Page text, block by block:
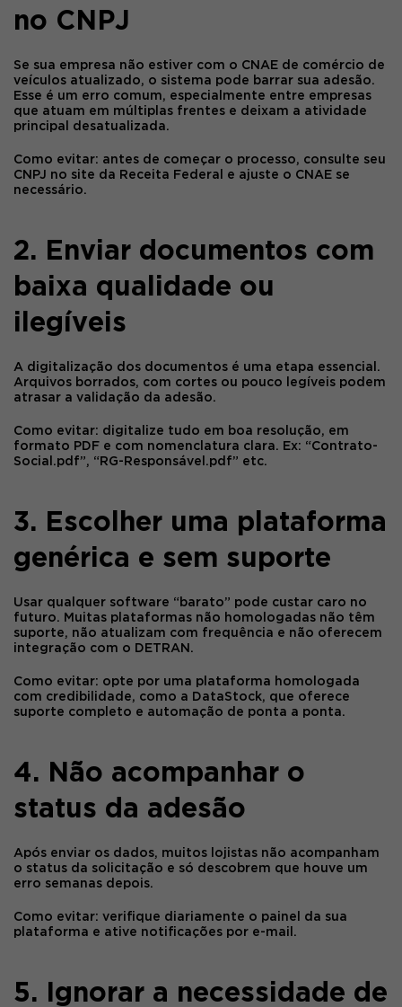
no CNPJ
Se sua empresa não estiver com o CNAE de comércio de
veículos atualizado, o sistema pode barrar sua adesão.
Esse é um erro comum, especialmente entre empresas
que atuam em múltiplas frentes e deixam a atividade
principal desatualizada.
Como evitar: antes de começar o processo, consulte seu
CNPJ no site da Receita Federal e ajuste o CNAE se
necessário.
2. Enviar documentos com
baixa qualidade ou
ilegíveis
A digitalização dos documentos é uma etapa essencial.
Arquivos borrados, com cortes ou pouco legíveis podem
atrasar a validação da adesão.
Como evitar: digitalize tudo em boa resolução, em
formato PDF e com nomenclatura clara. Ex: “Contrato-
Social.pdf”, “RG-Responsável.pdf” etc.
3. Escolher uma plataforma
genérica e sem suporte
Usar qualquer software “barato” pode custar caro no
futuro. Muitas plataformas não homologadas não têm
suporte, não atualizam com frequência e não oferecem
integração com o DETRAN.
Como evitar: opte por uma plataforma homologada
com credibilidade, como a
DataStock, que oferece
suporte completo e automação de ponta a ponta.
4. Não acompanhar o
status da adesão
Após enviar os dados, muitos lojistas não acompanham
o status da solicitação e só descobrem que houve um
erro semanas depois.
Como evitar: verifique diariamente o painel da sua
plataforma e ative notificações por e-mail.
5. Ignorar a necessidade de